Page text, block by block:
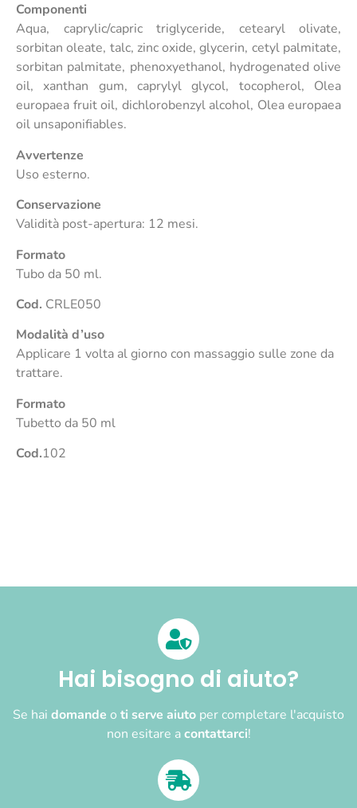
Componenti
Aqua, caprylic/capric triglyceride, cetearyl olivate,
sorbitan oleate, talc, zinc oxide, glycerin, cetyl palmitate,
sorbitan palmitate, phenoxyethanol, hydrogenated olive
oil, xanthan gum, caprylyl glycol, tocopherol, Olea
europaea fruit oil, dichlorobenzyl alcohol, Olea europaea
oil unsaponifiables.
Avvertenze
Uso esterno.
Conservazione
Validità post-apertura: 12 mesi.
Formato
Tubo da 50 ml.
Cod. CRLE050
Modalità d’uso
Applicare 1 volta al giorno con massaggio sulle zone da
trattare.
Formato
Tubetto da 50 ml
Cod.102
Hai bisogno di aiuto?
Se hai domande o ti serve aiuto per completare l'acquisto
non esitare acontattarci!